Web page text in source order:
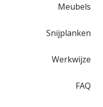
Meubels
Snijplanken
Werkwijze
FAQ